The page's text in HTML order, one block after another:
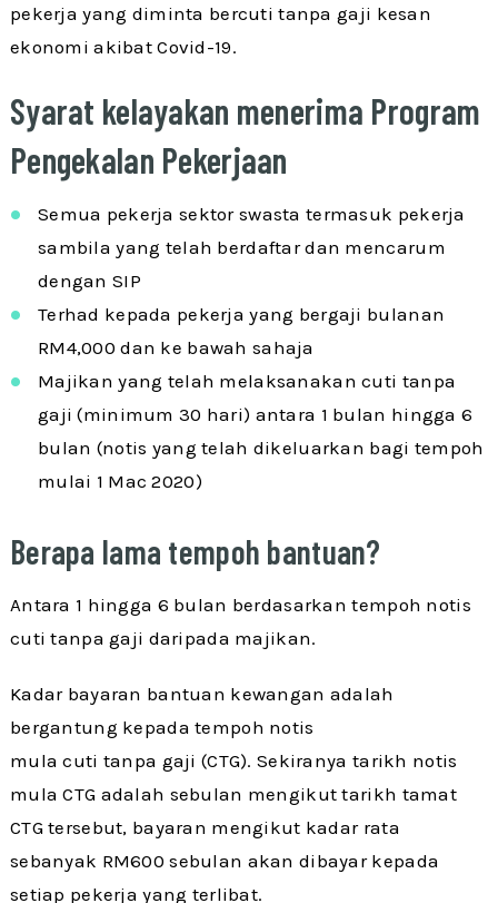
pekerja yang diminta bercuti tanpa gaji kesan
ekonomi akibat Covid-19.
Syarat kelayakan menerima Program
Pengekalan Pekerjaan
Semua pekerja sektor swasta termasuk pekerja
sambila yang telah berdaftar dan mencarum
dengan SIP
Terhad kepada pekerja yang bergaji bulanan
RM4,000 dan ke bawah sahaja
Majikan yang telah melaksanakan cuti tanpa
gaji (minimum 30 hari) antara 1 bulan hingga 6
bulan (notis yang telah dikeluarkan bagi tempoh
mulai 1 Mac 2020)
Berapa lama tempoh bantuan?
Antara 1 hingga 6 bulan berdasarkan tempoh notis
cuti tanpa gaji daripada majikan.
Kadar bayaran bantuan kewangan adalah
bergantung kepada tempoh notis
mula cuti tanpa gaji (CTG). Sekiranya tarikh notis
mula CTG adalah sebulan mengikut tarikh tamat
CTG tersebut, bayaran mengikut kadar rata
sebanyak RM600 sebulan akan dibayar kepada
setiap pekerja yang terlibat.